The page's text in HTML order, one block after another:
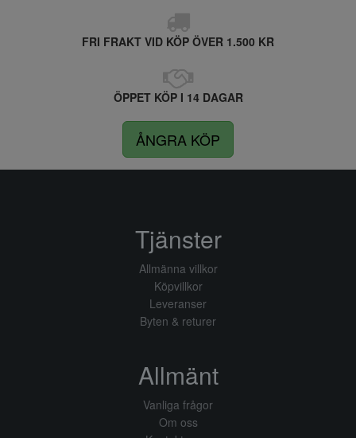
FRI FRAKT VID KÖP ÖVER 1.500 KR
ÖPPET KÖP I 14 DAGAR
ÅNGRA KÖP
Tjänster
Allmänna villkor
Köpvillkor
Leveranser
Byten & returer
Allmänt
Vanliga frågor
Om oss